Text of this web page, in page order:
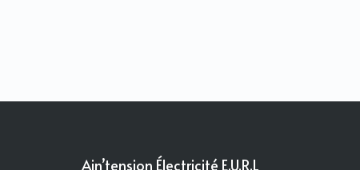
Ain’tension Électricité E.U.R.L